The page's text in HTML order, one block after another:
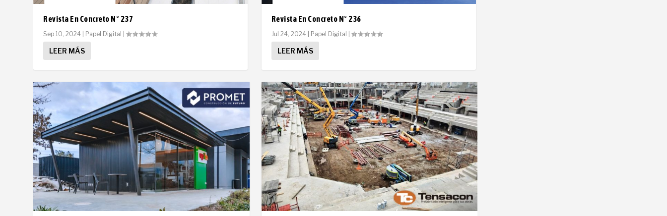
Revista En Concreto N° 237
Sep 10, 2024 Papel Digital |
LEER MÁS
Revista En Concreto N° 236
Jul 24, 2024| Papel Digital
LEER MÁS